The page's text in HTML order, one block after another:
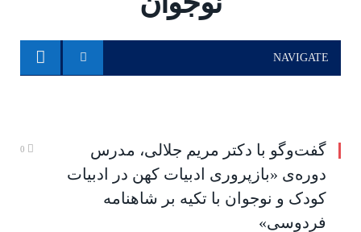
NAVIGATE
گفت‌وگو با دکتر مریم جلالی، مدرس
دوره‌ی «بازپروری ادبیات کهن در ادبیات
کودک و نوجوان با تکیه بر شاهنامه
فردوسی»